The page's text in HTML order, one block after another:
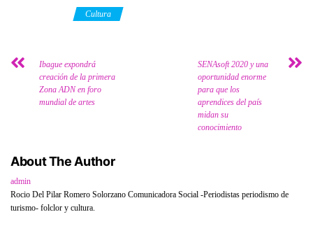
Cultura
Ibague expondrá
creación de la primera
Zona ADN en foro
mundial de artes
SENAsoft 2020 y una
oportunidad enorme
para que los
aprendices del país
midan su
conocimiento
About The Author
admin
Rocio Del Pilar Romero Solorzano Comunicadora Social -Periodistas periodismo de
turismo- folclor y cultura.